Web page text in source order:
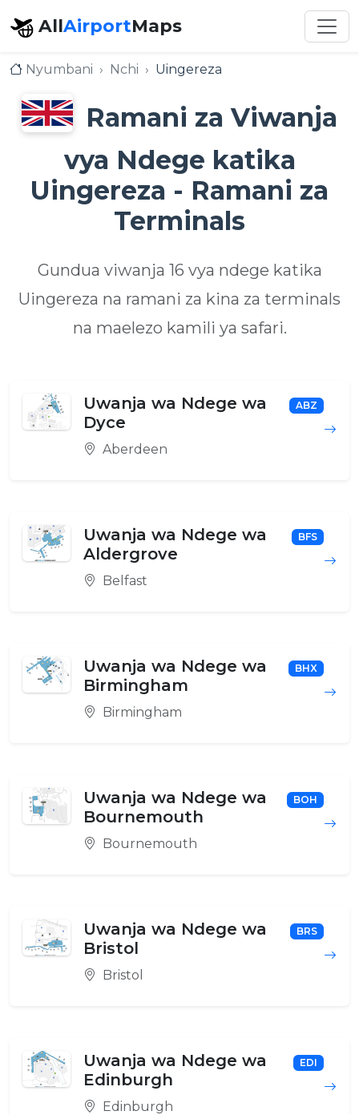
AllAirportMaps
Nyumbani Nchi Uingereza
Ramani za Viwanja
vya Ndege katika
Uingereza - Ramani za
Terminals
Gundua viwanja 16 vya ndege katika
Uingereza na ramani za kina za terminals
na maelezo kamili ya safari.
Uwanja wa Ndege wa
Dyce
ABZ
Aberdeen
Uwanja wa Ndege wa
Aldergrove
BFS
Belfast
Uwanja wa Ndege wa
Birmingham
BHX
Birmingham
Uwanja wa Ndege wa
Bournemouth
BOH
Bournemouth
Uwanja wa Ndege wa
Bristol
BRS
Bristol
Uwanja wa Ndege wa
Edinburgh
EDI
Edinburgh